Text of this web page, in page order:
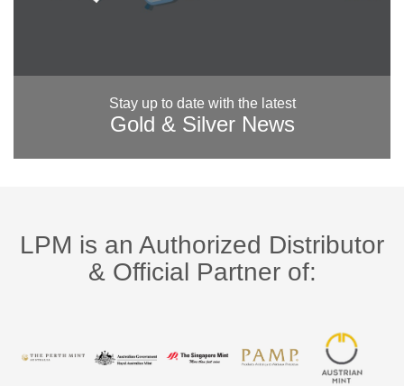
Stay up to date with the latest
Gold & Silver News
LPM is an Authorized Distributor
& Official Partner of: